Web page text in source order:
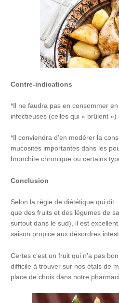
Contre-indications
*Il ne faudra pas en consommer
infectieuses (celles qui « brûlent »)
*Il conviendra d’en modérer la
mucosités importantes dans les
bronchite chronique ou certains
Conclusion
Selon la règle de diététique qui dit
que des fruits et des légumes de
surtout dans le sud), il est
saison propice aux désordres
Certes c’est un fruit qui n’a pas
difficile à trouver sur nos étals de
place de choix dans notre